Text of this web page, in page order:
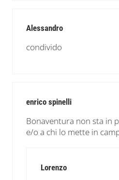
Alessandro
condivido
enrico spinelli
Bonaventura non sta in
e/o a chi lo mette in
Lorenzo